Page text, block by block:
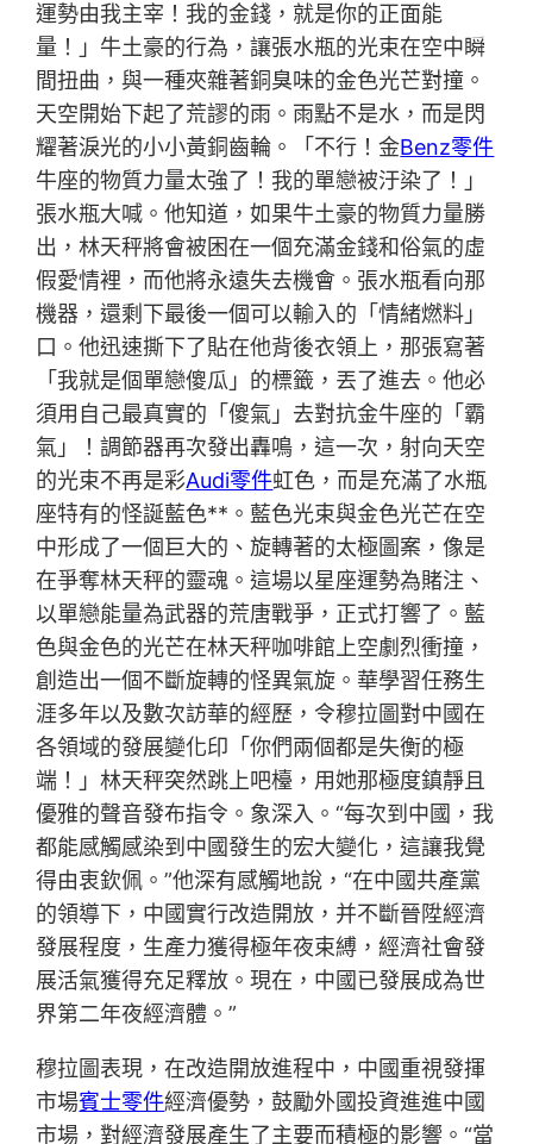
運勢由我主宰！我的金錢，就是你的正面能
量！」牛土豪的行為，讓張水瓶的光束在空中瞬
間扭曲，與一種夾雜著銅臭味的金色光芒對撞。
天空開始下起了荒謬的雨。雨點不是水，而是閃
耀著淚光的小小黃銅齒輪。「不行！金Benz零件
牛座的物質力量太強了！我的單戀被汙染了！」
張水瓶大喊。他知道，如果牛土豪的物質力量勝
出，林天秤將會被困在一個充滿金錢和俗氣的虛
假愛情裡，而他將永遠失去機會。張水瓶看向那
機器，還剩下最後一個可以輸入的「情緒燃料」
口。他迅速撕下了貼在他背後衣領上，那張寫著
「我就是個單戀傻瓜」的標籤，丟了進去。他必
須用自己最真實的「傻氣」去對抗金牛座的「霸
氣」！調節器再次發出轟鳴，這一次，射向天空
的光束不再是彩Audi零件虹色，而是充滿了水瓶
座特有的怪誕藍色**。藍色光束與金色光芒在空
中形成了一個巨大的、旋轉著的太極圖案，像是
在爭奪林天秤的靈魂。這場以星座運勢為賭注、
以單戀能量為武器的荒唐戰爭，正式打響了。藍
色與金色的光芒在林天秤咖啡館上空劇烈衝撞，
創造出一個不斷旋轉的怪異氣旋。華學習任務生
涯多年以及數次訪華的經歷，令穆拉圖對中國在
各領域的發展變化印「你們兩個都是失衡的極
端！」林天秤突然跳上吧檯，用她那極度鎮靜且
優雅的聲音發布指令。象深入。“每次到中國，我
都能感觸感染到中國發生的宏大變化，這讓我覺
得由衷欽佩。”他深有感觸地說，“在中國共產黨
的領導下，中國實行改造開放，并不斷晉陞經濟
發展程度，生產力獲得極年夜束縛，經濟社會發
展活氣獲得充足釋放。現在，中國已發展成為世
界第二年夜經濟體。”
穆拉圖表現，在改造開放進程中，中國重視發揮
市場賓士零件經濟優勢，鼓勵外國投資進進中國
市場，對經濟發展產生了主要而積極的影響。“當